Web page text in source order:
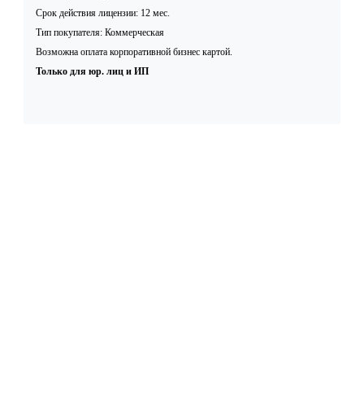
Срок действия лицензии: 12 мес.
Тип покупателя: Коммерческая
Возможна оплата корпоративной бизнес картой.
Только для юр. лиц и ИП